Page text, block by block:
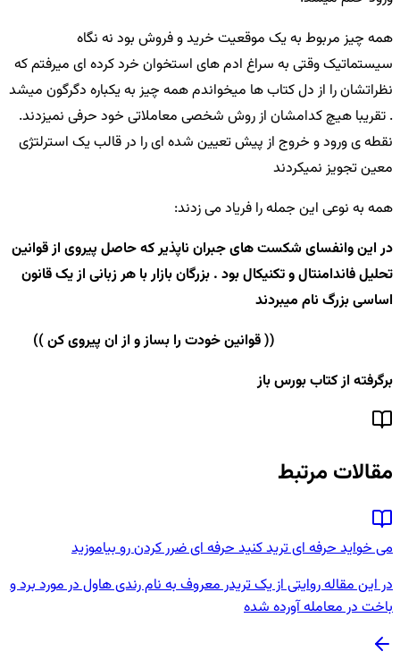
همه چیز مربوط به یک موقعیت خرید و فروش بود نه نگاه
سیستماتیک وقتی به سراغ ادم های استخوان خرد کرده ای میرفتم که
نظراتشان را از دل کتاب ها میخواندم همه چیز به یکباره دگرگون میشد
. تقریبا هیچ کدامشان از روش شخصی معاملاتی خود حرفی نمیزدند.
نقطه ی ورود و خروج از پیش تعیین شده ای را در قالب یک استرلتژی
معین تجویز نمیکردند
همه به نوعی این جمله را فریاد می زدند:
در این وانفسای شکست های جبران ناپذیر که حاصل پیروی از قوانین
تحلیل فاندامنتال و تکنیکال بود . بزرگان بازار با هر زبانی از یک قانون
اساسی بزرگ نام میبردند
(( قوانین خودت را بساز و از ان پیروی کن ))
برگرفته از کتاب بورس باز
مقالات مرتبط
می خواید حرفه ای ترید کنید حرفه ای ضرر کردن رو بیاموزید
در این مقاله روایتی از یک تریدر معروف به نام رندی هاول در مورد برد و
باخت در معامله آورده شده